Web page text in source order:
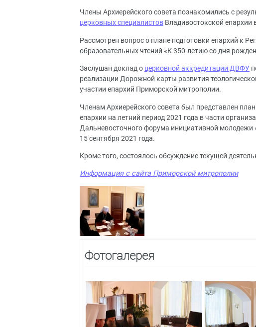
Члены Архиерейского совета познакомились с
церковных специалистов Владивостокской епархии
Рассмотрен вопрос о плане подготовки епархий к
образовательных чтений «К 350-летию со дня
Заслушан доклад о церковной аккредитации ДВФУ
реализации Дорожной карты развития
участии епархий Приморской митрополии.
Членам Архиерейского совета был представлен
епархии на летний период 2021 года в части
Дальневосточного форума инициативной молодежи
15 сентября 2021 года.
Кроме того, состоялось обсуждение текущей
Информация с сайта Приморской митрополии
Фотогалерея